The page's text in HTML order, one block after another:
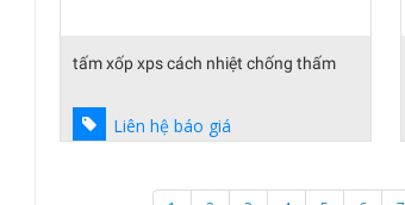
tấm xốp xps cách nhiệt chống thấm
Liên hệ báo giá